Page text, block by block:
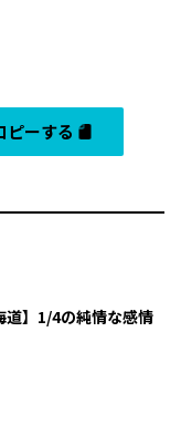
ピーする
道】1/4の純情な感情